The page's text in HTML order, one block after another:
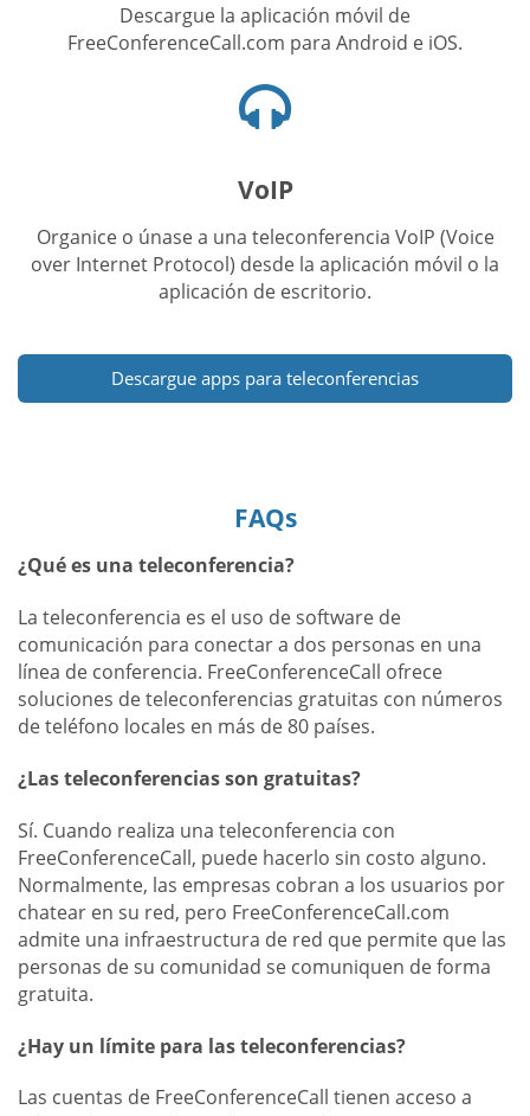
Descargue la aplicación móvil de
FreeConferenceCall.com para Android e iOS.
de
VoIP
Organice o únase a una teleconferencia VoIP (Voice
over Internet Protocol) desde la aplicación móvil o la
aplicación de escritorio.
Descargue apps para teleconferencias
FAQs
¿Qué es una teleconferencia?
La teleconferencia es el uso de software de
comunicación para conectar a dos personas en una
línea de conferencia. FreeConferenceCall ofrece
soluciones de teleconferencias gratuitas con números
de teléfono locales en más de 80 países.
¿Las teleconferencias son gratuitas?
Sí. Cuando realiza una teleconferencia con
FreeConferenceCall, puede hacerlo sin costo alguno.
Normalmente, las empresas cobran a los usuarios por
chatear en su red, pero FreeConferenceCall.com
admite una infraestructura de red que permite que las
personas de su comunidad se comuniquen de forma
gratuita.
¿Hay un límite para las teleconferencias?
Las cuentas de FreeConferenceCall tienen acceso a